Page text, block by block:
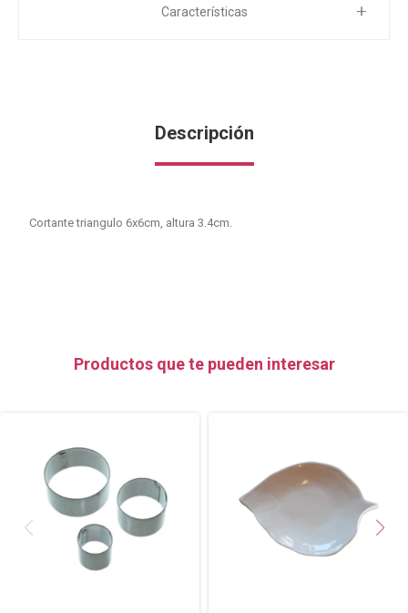
Características
Descripción
Cortante triangulo 6x6cm, altura 3.4cm.
Productos que te pueden interesar